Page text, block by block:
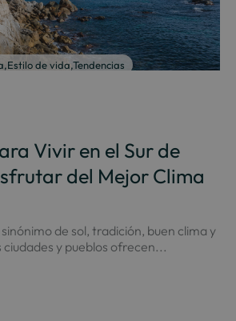
,Estilo de vida,Tendencias
Vivir en el Sur de
del Mejor Clima
sinónimo de sol, tradición, buen clima y
ciudades y pueblos ofrecen...